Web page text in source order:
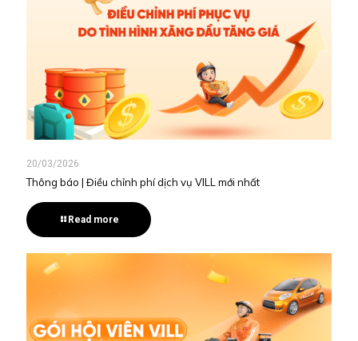
20/03/2026
Thông báo | Điều chỉnh phí dịch vụ VILL mới nhất
Read more